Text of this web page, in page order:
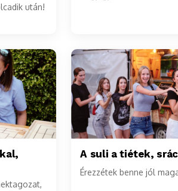
után!
A suli a tiétek,
Érezzétek benne jól